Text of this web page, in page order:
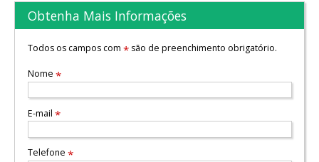
Obtenha Mais Informações
Todos os campos com *são de preenchimento obrigatório.
Nome *
E-mail *
Telefone *